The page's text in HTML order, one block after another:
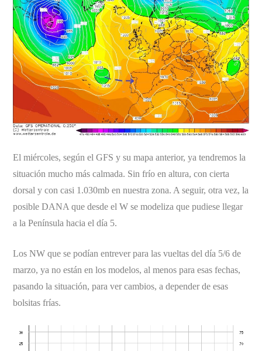
El miércoles, según el GFS y su mapa anterior, ya tendremos la
situación mucho más calmada. Sin frío en altura, con cierta
dorsal y con casi 1.030mb en nuestra zona. A seguir, otra vez, la
posible DANA que desde el W se modeliza que pudiese llegar
a la Península hacia el día 5.
Los NW que se podían entrever para las vueltas del día 5/6 de
marzo, ya no están en los modelos, al menos para esas fechas,
pasando la situación, para ver cambios, a depender de esas
bolsitas frías.